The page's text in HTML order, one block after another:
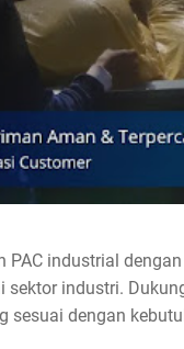
PAC industrial
sektor industri.
sesuai dengan